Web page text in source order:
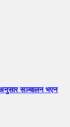
सञ्चालन भएन